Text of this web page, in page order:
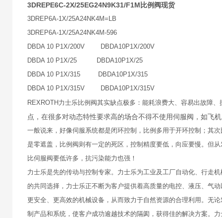
3DREPE6C-2X/25EG24N9K31/F1M比例阀现货
3DREP6A-1X/25A24NK4M=LB
3DREP6A-1X/25A24NK4M-596
DBDA 10 P1X/200V DBDA10P1X/200V
DBDA 10 P1X/25 DBDA10P1X/25
DBDA 10 P1X/315 DBDA10P1X/315
DBDA 10 P1X/315V DBDA10P1X/315V
REXROTH力士乐比例阀其实缺点极多：能耗浪费大、容易出故障
点，在很多对动态特性要求高的场合不得不使用伺服阀，如飞
一般说来，好像伺服系统都是闭环控制，比例多用于开环控制；其
是零遮盖，比例阀则有一定的死区，控制精度要低，向应要慢。但
比伺服阀要低许多，抗污染能力也强！
力士乐是先的传动与控制专家。力士乐为工业及工厂自动化、行走
的共同选择，力士乐正不断为客户提供着高质量的电控、液压、气
更安全、更高效的机械设备，从而致力于自然资源的合理利用。无
制产品和系统，使客户成功逾越技术的隔阂，获得佳的解决方案。